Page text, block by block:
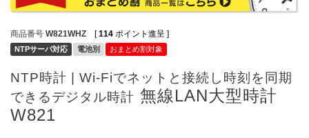
商品番号 W821WHZ [ 114 ポイント進呈 ]
NTPサーバ対応 電池別 おまとめ割対象
NTP時計 | Wi-Fiでネットと接続し時刻を同期
できるデジタル時計 無線LAN大型時計
W821